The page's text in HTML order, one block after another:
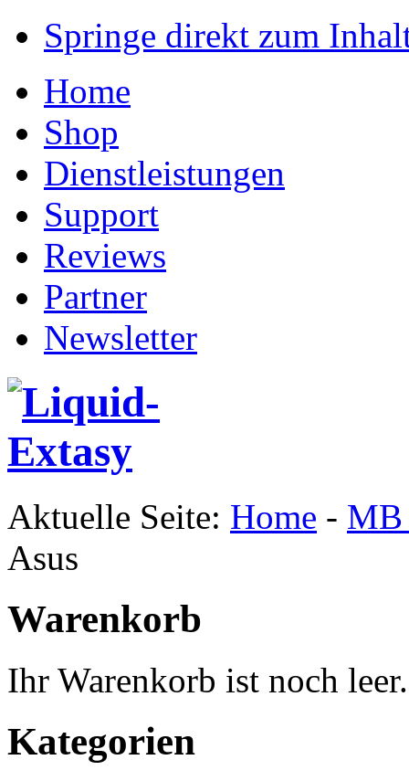
Springe direkt zum
Home
Shop
Dienstleistungen
Support
Reviews
Partner
Newsletter
Aktuelle Seite: Home - MB
Asus
Warenkorb
Ihr Warenkorb ist noch leer.
Kategorien